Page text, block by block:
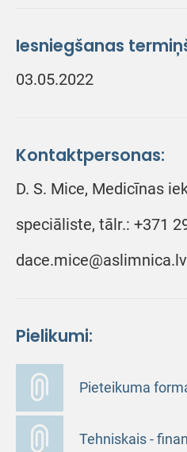
Iesniegšanas
03.05.2022
Kontaktpersonas:
D. S. Mice, Medicīnas
speciāliste, tālr.: +371
dace.mice@aslimnica.lv
Pielikumi:
Pieteikuma
Tehniskais -